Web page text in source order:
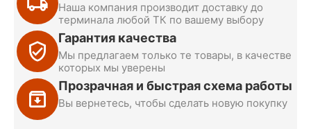
Наша компания производит доставку до
терминала любой ТК по вашему выбору
Гарантия качества
Мы предлагаем только те товары, в качестве
которых мы уверены
Прозрачная и быстрая схема работы
Вы вернетесь, чтобы сделать новую покупку